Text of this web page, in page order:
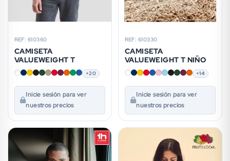
REF: 610360
CAMISETA
VALUEWEIGHT T
+20
Inicie sesión para ver
nuestros precios
REF: 610330
CAMISETA
VALUEWEIGHT T NIÑO
+14
Inicie sesión para ver
nuestros precios